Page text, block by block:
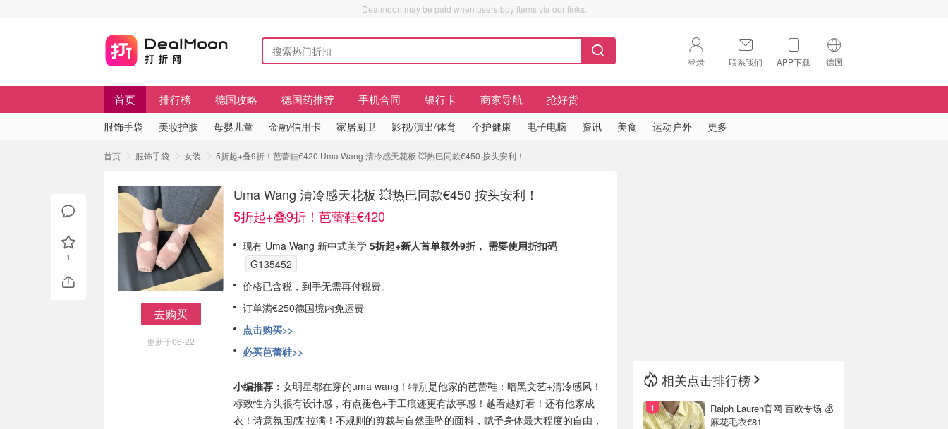
Dealmoon may be paid when users buy items via our links.
登录 联系我们 APP下载 德国
🇺🇸
首页 排行榜 德国攻略 德国药推荐 手机合同 银行卡 商家导航 抢好货
服饰手袋 美妆护肤 母婴儿童 金融/信用卡 家居厨卫 影视/演出/体育 个护健康 电子电脑 资讯 美食 运动户外 更多
首页 服饰手袋 女装 5折起+叠9折！芭蕾鞋€420 Uma Wang 清冷感天花板 💥热巴同款€450 按头安利！
去购买
更新于06-22
Uma Wang 清冷感天花板 💥热巴同款€450 按头安利！
5折起+叠9折！芭蕾鞋€420
现有 Uma Wang 新中式美学 5折起+新人首单额外9折， 需要使用折扣码
G135452
价格已含税，到手无需再付税费。
订单满€250德国境内免运费
点击购买>>
必买芭蕾鞋>>
小编推荐： 女明星都在穿的uma wang！特别是他家的芭蕾鞋：暗黑文艺+清冷感风！
标致性方头很有设计感，有点褪色+手工痕迹更有故事感！越看越好看！还有他家成
衣！诗意氛围感”拉满！不规则的剪裁与自然垂坠的面料，赋予身体最大程度的自由，
1
相关点击排行榜
Ralph Lauren官网 百欧专场 💰
麻花毛衣€81